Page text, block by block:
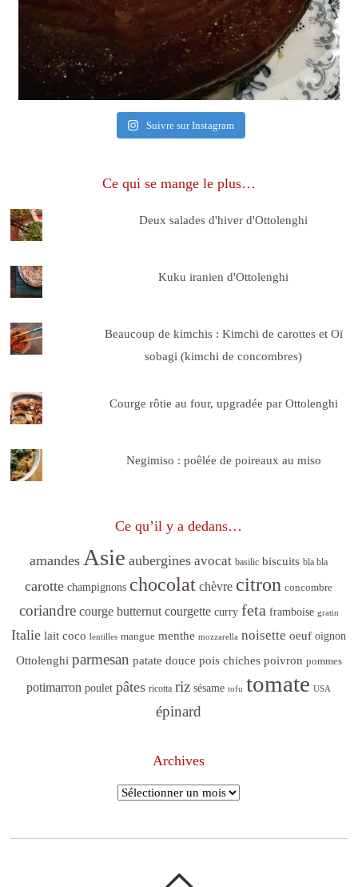
Suivre sur Instagram
Ce qui se mange le plus…
Deux salades d'hiver d'Ottolenghi
Kuku iranien d'Ottolenghi
Beaucoup de kimchis : Kimchi de carottes et Oï
sobagi (kimchi de concombres)
Courge rôtie au four, upgradée par Ottolenghi
Negimiso : poêlée de poireaux au miso
Ce qu’il y a dedans…
amandes Asie aubergines avocat basilic biscuits bla bla
carotte champignons chocolat chèvre citron concombre
coriandre courge butternut courgette curry feta framboise gratin
Italie lait coco lentilles mangue menthe mozzarella noisette oeuf oignon
Ottolenghi parmesan patate douce pois chiches poivron pommes
potimarron poulet pâtes ricotta riz sésame tofu tomate USA
épinard
Archives
Archives